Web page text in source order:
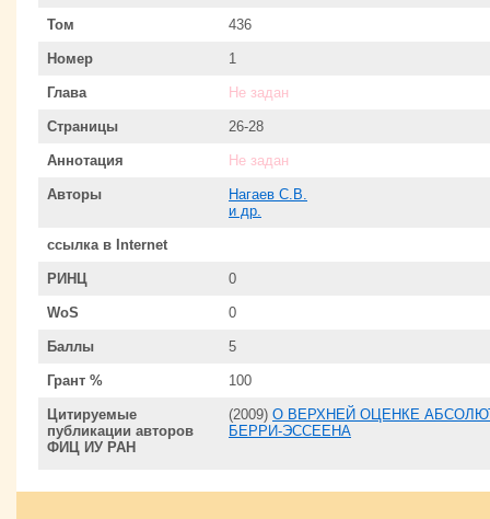
Том 436
Номер 1
Глава Не задан
Страницы 26-28
Аннотация Не задан
Авторы
Нагаев С.В.
и др.
ссылка в Internet
РИНЦ 0
WoS 0
Баллы 5
Грант % 100
Цитируемые
публикации авторов
ФИЦ ИУ РАН
(2009) О ВЕРХНЕЙ ОЦЕНКЕ
БЕРРИ-ЭССЕЕНА